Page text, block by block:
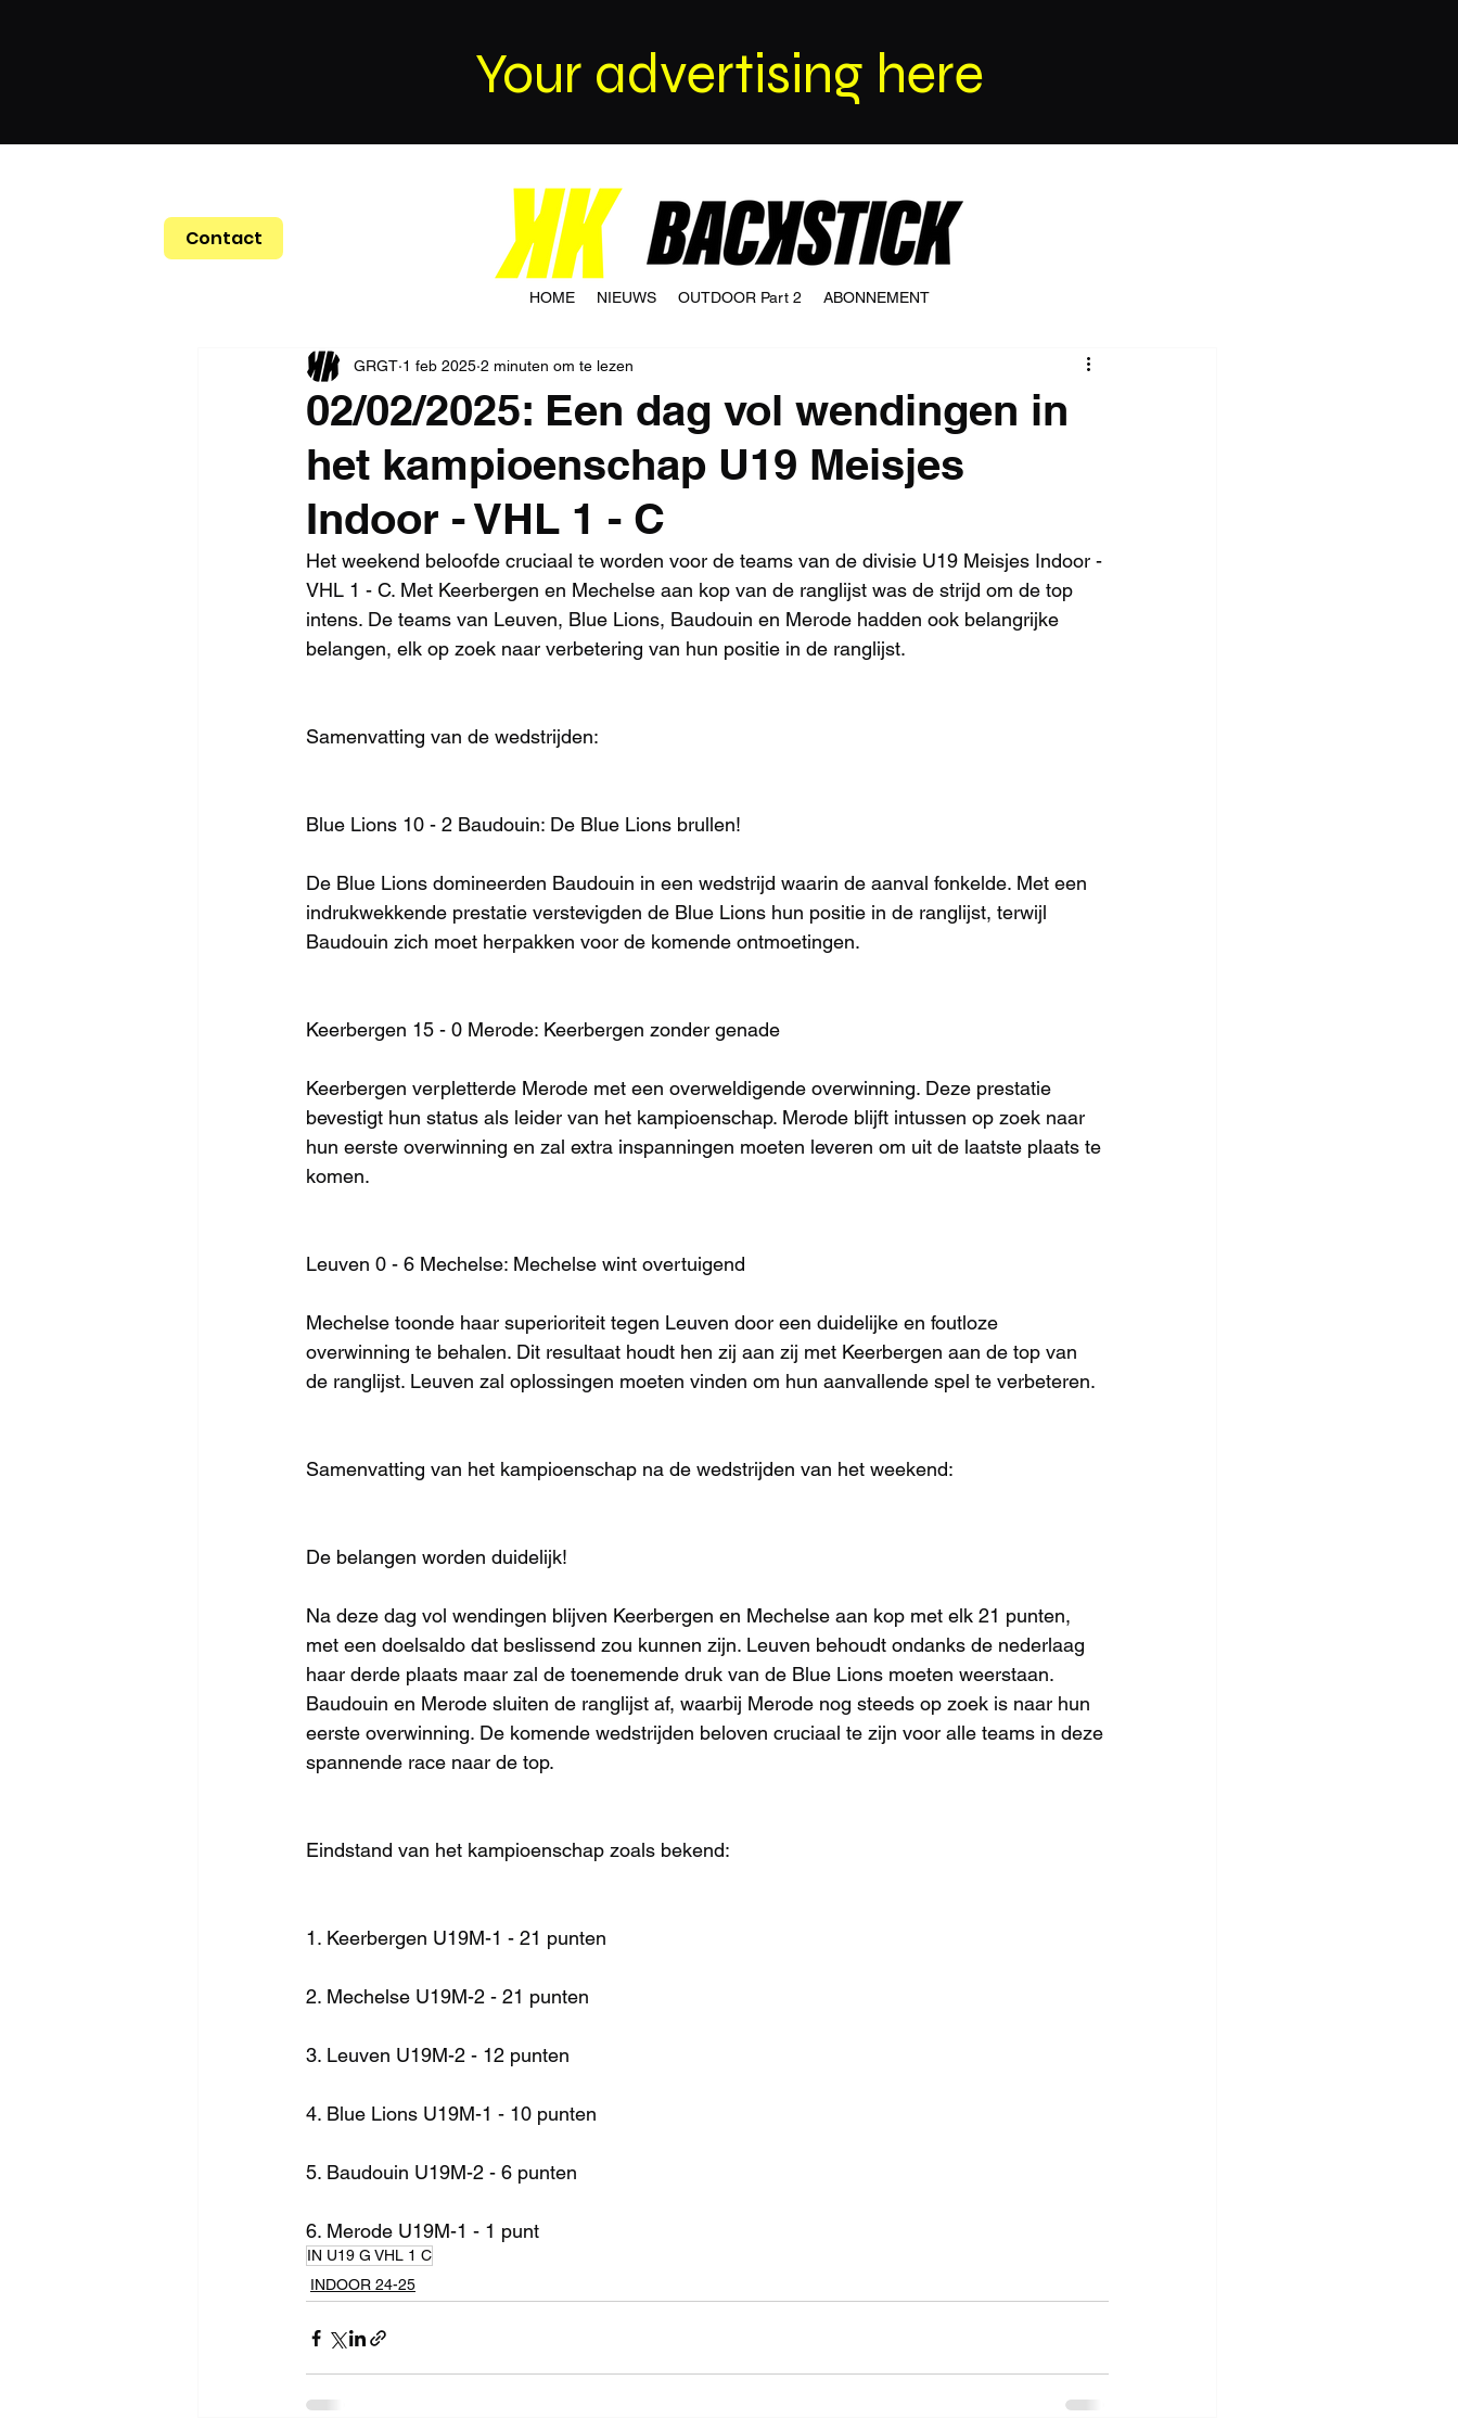
Your advertising here
Contact
HOME NIEUWS OUTDOOR Part 2 ABONNEMENT
02/02/2025: Een dag vol wendingen in
het kampioenschap U19 Meisjes
Indoor - VHL 1 - C
GRGT 1 feb 2025 2 minuten om te lezen
Het weekend beloofde cruciaal te worden voor de teams van de divisie U19 Meisjes Indoor -
VHL 1 - C. Met Keerbergen en Mechelse aan kop van de ranglijst was de strijd om de top
intens. De teams van Leuven, Blue Lions, Baudouin en Merode hadden ook belangrijke
belangen, elk op zoek naar verbetering van hun positie in de ranglijst.
Samenvatting van de wedstrijden:
Blue Lions 10 - 2 Baudouin: De Blue Lions brullen!
De Blue Lions domineerden Baudouin in een wedstrijd waarin de aanval fonkelde. Met een
indrukwekkende prestatie verstevigden de Blue Lions hun positie in de ranglijst, terwijl
Baudouin zich moet herpakken voor de komende ontmoetingen.
Keerbergen 15 - 0 Merode: Keerbergen zonder genade
Keerbergen verpletterde Merode met een overweldigende overwinning. Deze prestatie
bevestigt hun status als leider van het kampioenschap. Merode blijft intussen op zoek naar
hun eerste overwinning en zal extra inspanningen moeten leveren om uit de laatste plaats te
komen.
Leuven 0 - 6 Mechelse: Mechelse wint overtuigend
Mechelse toonde haar superioriteit tegen Leuven door een duidelijke en foutloze
overwinning te behalen. Dit resultaat houdt hen zij aan zij met Keerbergen aan de top van
de ranglijst. Leuven zal oplossingen moeten vinden om hun aanvallende spel te verbeteren.
Samenvatting van het kampioenschap na de wedstrijden van het weekend:
De belangen worden duidelijk!
Na deze dag vol wendingen blijven Keerbergen en Mechelse aan kop met elk 21 punten,
met een doelsaldo dat beslissend zou kunnen zijn. Leuven behoudt ondanks de nederlaag
haar derde plaats maar zal de toenemende druk van de Blue Lions moeten weerstaan.
Baudouin en Merode sluiten de ranglijst af, waarbij Merode nog steeds op zoek is naar hun
eerste overwinning. De komende wedstrijden beloven cruciaal te zijn voor alle teams in deze
spannende race naar de top.
Eindstand van het kampioenschap zoals bekend:
1. Keerbergen U19M-1 - 21 punten
2. Mechelse U19M-2 - 21 punten
3. Leuven U19M-2 - 12 punten
4. Blue Lions U19M-1 - 10 punten
5. Baudouin U19M-2 - 6 punten
6. Merode U19M-1 - 1 punt
IN U19 G VHL 1 C
INDOOR 24-25